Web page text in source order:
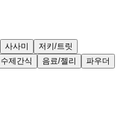
사사미
저키/트릿
수제간식 음료/젤리 파우더